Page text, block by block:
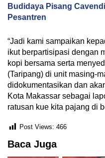
Budidaya Pisang
Pesantren
“Jadi kami sampaikan
ikut berpartisipasi dengan
kopi bersama serta
(Taripang) di unit masing-
didokumentasikan dan
Kota Makassar sebagai
ratusan kue kita pajang di
Post Views: 466
Baca Juga